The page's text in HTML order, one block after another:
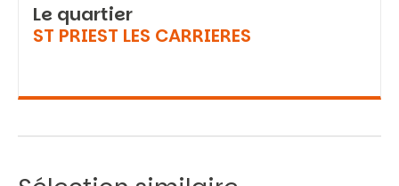
Le quartier
ST PRIEST LES CARRIERES